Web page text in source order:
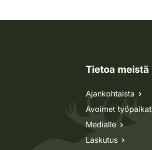
Tietoa meistä
Ajankohtaista
Avoimet työpaikat
Medialle
Laskutus